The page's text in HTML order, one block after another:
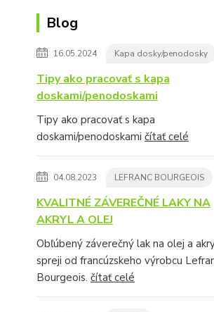
Blog
16.05.2024 Kapa dosky/penodosky
Tipy ako pracovať s kapa
doskami/penodoskami
Tipy ako pracovať s kapa
doskami/penodoskami čítať celé
04.08.2023 LEFRANC BOURGEOIS
KVALITNÉ ZÁVEREČNÉ LAKY NA
AKRYL A OLEJ
Obľúbený záverečný lak na olej a
spreji od francúzskeho výrobcu
Bourgeois. čítať celé